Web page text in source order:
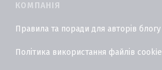
КОМПАНІЯ
Правила та поради для авторів блогу
Політика використання файлів cookie